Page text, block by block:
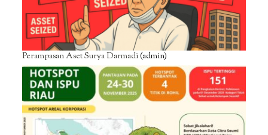
Perampasan Aset Surya Darmadi(admin)